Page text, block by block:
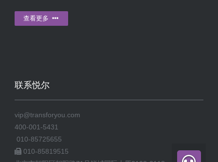
查看更多
联系悦尔
vip@transforyou.com
400-001-5431
010-85725655
010-85819515